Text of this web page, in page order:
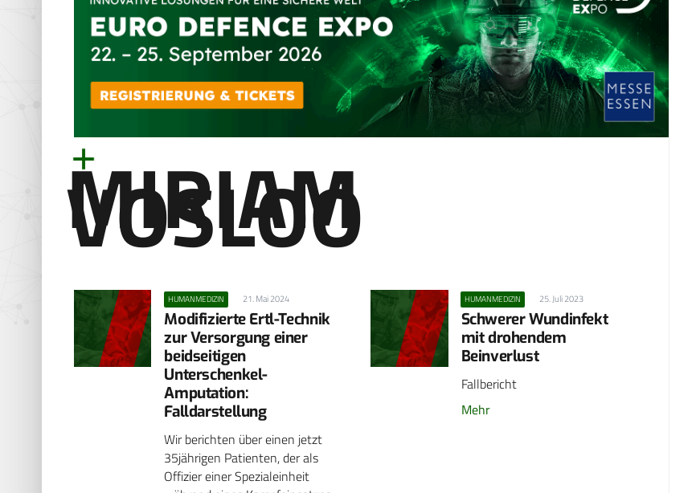
MIRIAM
VOSLOO
HUMANMEDIZIN 21. Mai 2024
Modifizierte Ertl-Technik
zur Versorgung einer
beidseitigen
Unterschenkel-
Amputation:
Falldarstellung
Wir berichten über einen jetzt
35jährigen Patienten, der als
Offizier einer Spezialeinheit
HUMANMEDIZIN 25. Juli 2023
Schwerer Wundinfekt
mit drohendem
Beinverlust
Fallbericht
Mehr